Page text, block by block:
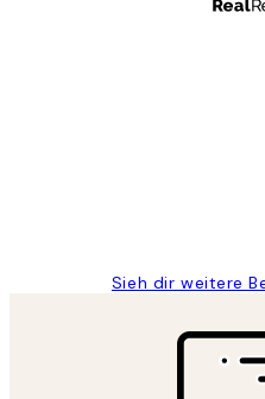
Sieh dir weitere